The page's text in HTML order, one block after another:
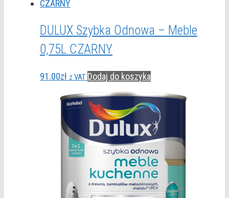
DULUX Szybka Odnowa – Meble
0,75L CZARNY
91.00zł z VAT Dodaj do koszyka